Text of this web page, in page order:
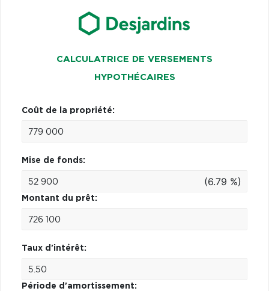
CALCULATRICE DE VERSEMENTS
HYPOTHÉCAIRES
Coût de la propriété:
Mise de fonds:
(6.79 %)
Montant du prêt:
Taux d'intérêt:
Période d'amortissement: